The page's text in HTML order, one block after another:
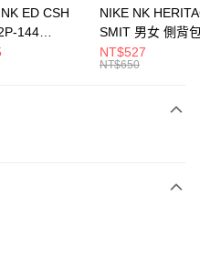
。
後，將跳轉至「AFTEE先享後付」
簡訊。
運費
運費
ED CSH
144
男女 短統襪
NIKE NK
SMIT 男女 側背
BA5871010
NT$527
NT$650